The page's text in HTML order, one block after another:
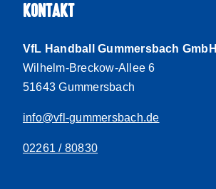
KONTAKT
VfL Handball Gummersbach GmbH
Wilhelm-Breckow-Allee 6
51643 Gummersbach
info@vfl-gummersbach.de
02261 / 80830